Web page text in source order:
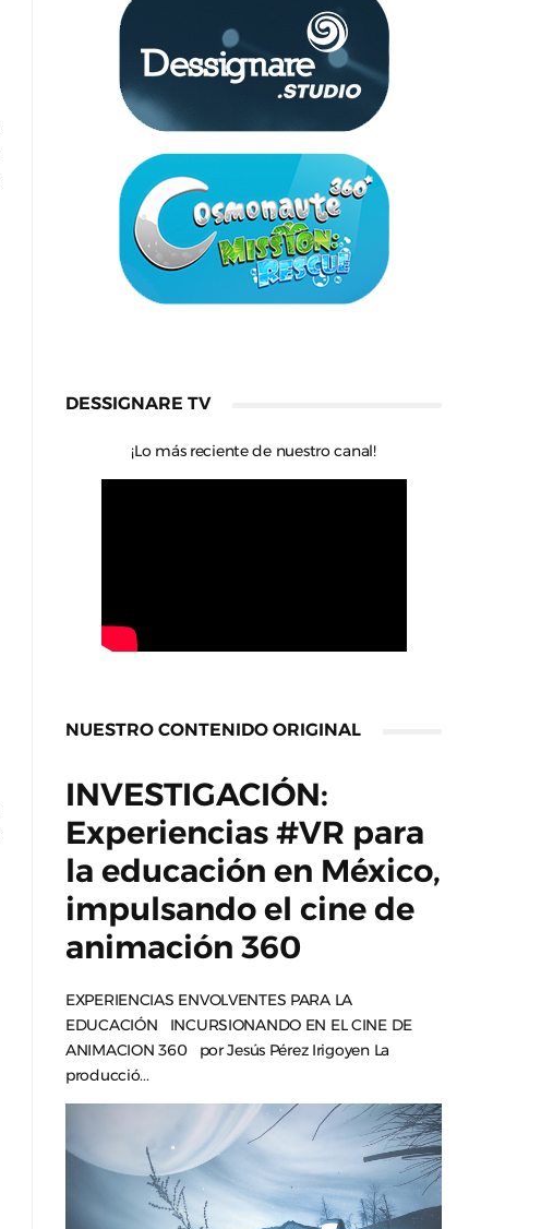
DESSIGNARE TV
¡Lo más reciente de nuestro canal!
NUESTRO CONTENIDO ORIGINAL
INVESTIGACIÓN:
Experiencias #VR para
la educación en México,
impulsando el cine de
animación 360
EXPERIENCIAS ENVOLVENTES PARA LA
EDUCACIÓN INCURSIONANDO EN EL CINE DE
ANIMACION 360 por Jesús Pérez Irigoyen La
producció...